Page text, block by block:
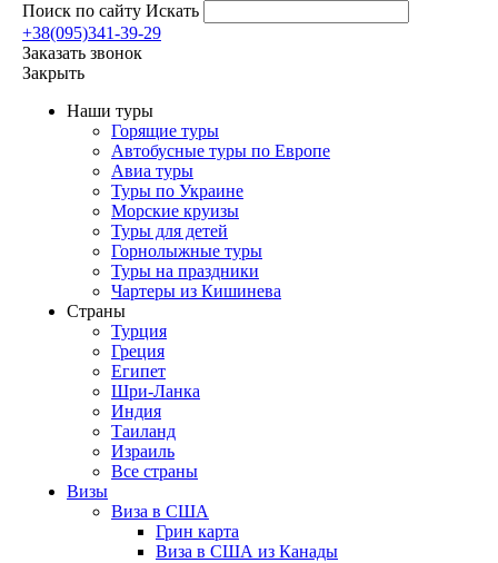
Поиск по сайту Искать
+38(095)341-39-29
Заказать звонок
Закрыть
Наши туры
Горящие туры
Автобусные туры по Европе
Авиа туры
Туры по Украине
Морские круизы
Туры для детей
Горнолыжные туры
Туры на праздники
Чартеры из Кишинева
Страны
Турция
Греция
Египет
Шри-Ланка
Индия
Таиланд
Израиль
Все страны
Визы
Виза в США
Грин карта
Виза в США из Канады